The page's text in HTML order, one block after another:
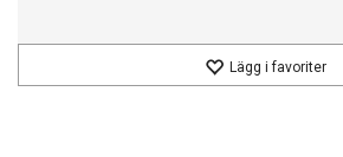
Lägg i favoriter